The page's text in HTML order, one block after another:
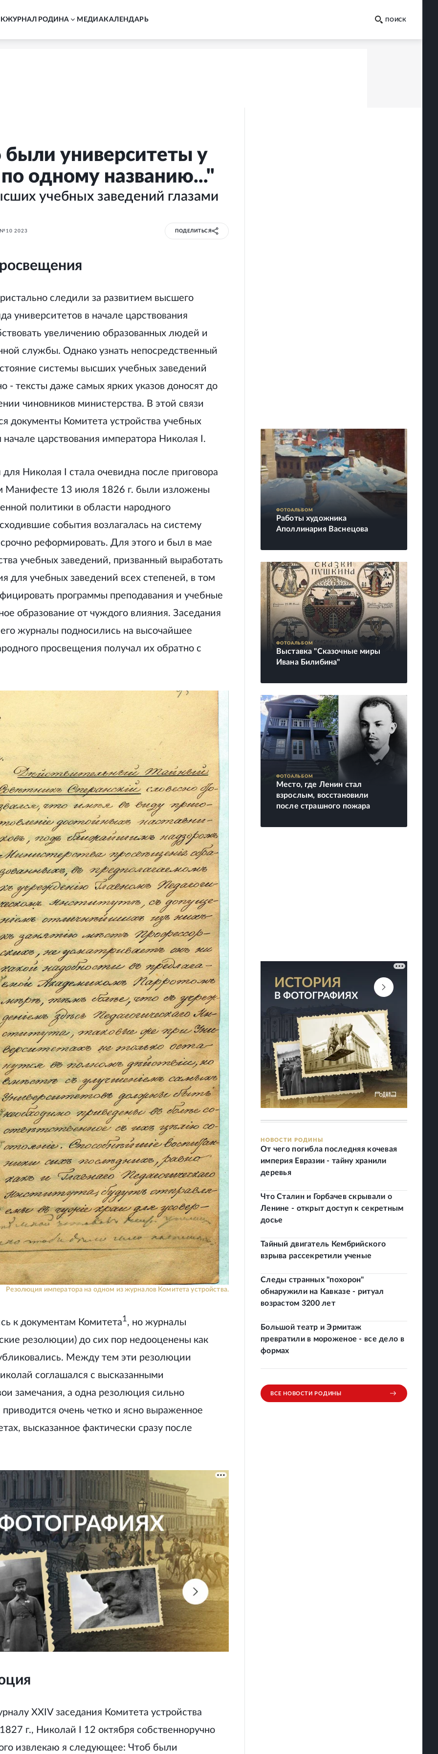
ЖУРНАЛ РОДИНА MЕДИА КАЛЕНДАРЬ
университеты у
одному названию..."
учебных заведений глазами
2023 ПОДЕЛИТЬСЯ
следили за развитием высшего
университетов в начале царствования
увеличению образованных людей и
службы. Однако узнать непосредственный
системы высших учебных заведений
- тексты даже самых ярких указов доносят до
чиновников министерства. В этой связи
документы Комитета устройства учебных
царствования императора Николая I.
Николая I стала очевидна после приговора
Манифесте 13 июля 1826 г. были изложены
политики в области народного
события возлагалась на систему
реформировать. Для этого и был в мае
учебных заведений, призванный выработать
для учебных заведений всех степеней, в том
программы преподавания и учебные
образование от чуждого влияния. Заседания
журналы подносились на высочайшее
просвещения получал их обратно с
Резолюция императора на одном из журналов Комитета устройства.
к документам Комитета1, но журналы
резолюции) до сих пор недооценены как
Между тем эти резолюции
соглашался с высказанными
замечания, а одна резолюция сильно
очень четко и ясно выраженное
высказанное фактически сразу после
XXIV заседания Комитета устройства
г., Николай I 12 октября собственноручно
извлекаю я следующее: Чтоб были
ФОТОАЛЬБОМ
Работы художника
Аполлинария Васнецова
ФОТОАЛЬБОМ
Выставка "Сказочные миры
Ивана Билибина"
ФОТОАЛЬБОМ
Место, где Ленин стал
взрослым, восстановили
после страшного пожара
НОВОСТИ РОДИНЫ
От чего погибла последняя кочевая
империя Евразии - тайну хранили
деревья
Что Сталин и Горбачев скрывали о
Ленине - открыт доступ к секретным
досье
Тайный двигатель Кембрийского
взрыва рассекретили ученые
Следы странных "похорон"
обнаружили на Кавказе - ритуал
возрастом 3200 лет
Большой театр и Эрмитаж
превратили в мороженое - все дело в
формах
ВСЕ НОВОСТИ РОДИНЫ